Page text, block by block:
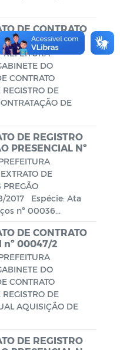
DE CONTRATO
nº 00048/2
DO
CONTRATO
DE
DE
DE REGISTRO
PRESENCIAL Nº
DE
PREGÃO
2017 Espécie: Ata
nº 00036...
DE CONTRATO
nº 00047/2
DO
CONTRATO
DE
AQUISIÇÃO DE
DE REGISTRO